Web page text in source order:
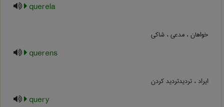
querela
خواهان ، مدعی ، شاکی
querens
ایراد ، تردیدتردید کردن
query